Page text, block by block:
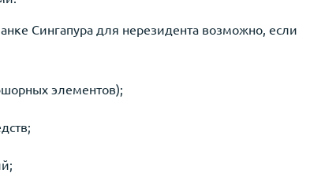
Сингапура для нерезидента возможно, если
элементов);